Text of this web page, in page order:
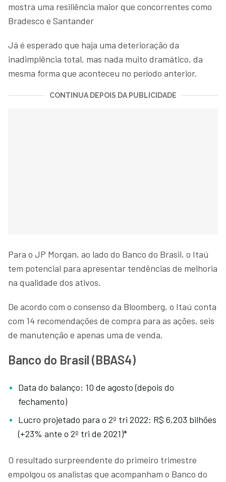
mostra uma resiliência maior que concorrentes como
Bradesco e Santander
Já é esperado que haja uma deterioração da
inadimplência total, mas nada muito dramático, da
mesma forma que aconteceu no período anterior.
CONTINUA DEPOIS DA PUBLICIDADE
Para o JP Morgan, ao lado do Banco do Brasil, o Itaú
tem potencial para apresentar tendências de melhoria
na qualidade dos ativos.
De acordo com o consenso da Bloomberg, o Itaú conta
com 14 recomendações de compra para as ações, seis
de manutenção e apenas uma de venda.
Banco do Brasil (BBAS4)
Data do balanço: 10 de agosto (depois do
fechamento)
Lucro projetado para o 2º tri 2022: R$ 6,203 bilhões
(+23% ante o 2º tri de 2021)*
O resultado surpreendente do primeiro trimestre
empolgou os analistas que acompanham o Banco do